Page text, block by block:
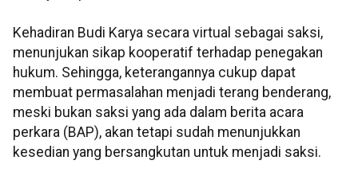
Kehadiran Budi Karya secara virtual sebagai saksi,
menunjukan sikap kooperatif terhadap penegakan
hukum. Sehingga, keterangannya cukup dapat
membuat permasalahan menjadi terang benderang,
meski bukan saksi yang ada dalam berita acara
perkara (BAP), akan tetapi sudah menunjukkan
kesedian yang bersangkutan untuk menjadi saksi.